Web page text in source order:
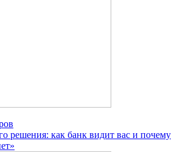
решения: как банк видит вас и почему